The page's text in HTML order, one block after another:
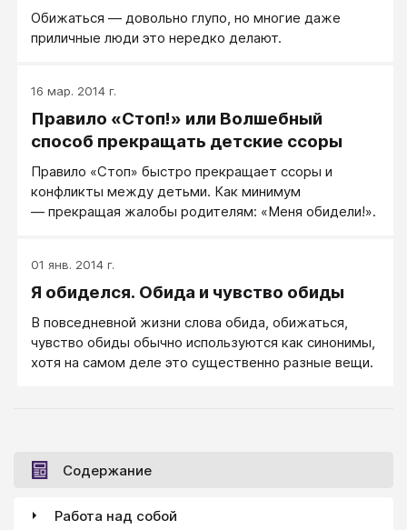
мужчинами, то есть сильными и разумными людьми.
Обижаться — довольно глупо, но многие даже
приличные люди это нередко делают.
16 мар. 2014 г.
Правило «Стоп!» или Волшебный
способ прекращать детские ссоры
Правило «Стоп» быстро прекращает ссоры и
конфликты между детьми. Как минимум
— прекращая жалобы родителям: «Меня обидели!».
01 янв. 2014 г.
Я обиделся. Обида и чувство обиды
В повседневной жизни слова обида, обижаться,
чувство обиды обычно используются как синонимы,
хотя на самом деле это существенно разные вещи.
Содержание
Работа над собой